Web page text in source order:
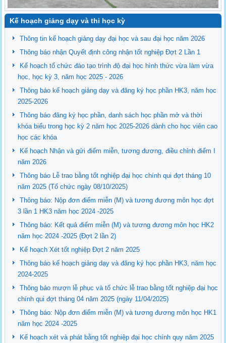
Kế hoạch giảng dạy và thi học kỳ
Thông tin kế hoạch giảng dạy đại học và sau đại học năm 2026
Thông báo nhận Quyết định công nhận tốt nghiệp Đợt 2 Lần 1
Kế hoạch tổ chức đào tạo trình độ đại học hình thức vừa làm vừa
học, học kỳ 3, năm học 2025 - 2026
Thông báo kế hoạch giảng dạy và đăng ký học phần HK3, năm học
2025-2026
Thông báo đăng ký học phần, danh sách học phần mở và thời
khóa biểu trong học kỳ 2 năm học 2025-2026 dành cho học viên cao
học các khóa
Kế hoạch Nhận và gửi điểm miễn, tương đương, điều chỉnh điểm I
năm 2026
Thông báo Lễ trao bằng tốt nghiệp đại học chính qui đợt tháng 10
năm 2025 (Tổ chức ngày 08/10/2025)
Thông báo: Nộp đơn điểm miễn (M) và tương đương môn học đợt
3 lần 1 HK3 năm học 2024 -2025
Thông báo: Kết quả điểm miễn (M) và tương đương môn học HK2
năm học 2024 -2025 (Đợt 2 lần 2)
Kế hoạch Xét tốt nghiệp Đợt 2 năm 2025
Thông báo kế hoạch giảng dạy và đăng ký học phần HK3, năm học
2024-2025
Thông báo mượn lễ phục và tổ chức lễ trao bằng tốt nghiệp đại học
chính qui đợt tháng 04 năm 2025 (ngày 11/04/2025)
Thông báo: Nộp đơn điểm miễn (M) và tương đương môn học HK1
năm học 2024 -2025
Kế hoạch xét và phát bằng tốt nghiệp đại học chính quy năm 2025